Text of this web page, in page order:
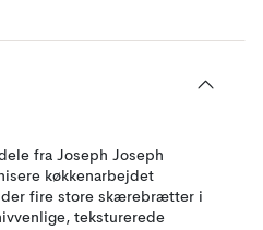
fra Joseph Joseph
køkkenarbejdet
fire store skærebrætter i
teksturerede